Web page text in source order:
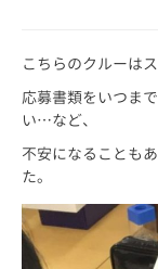
こちらのクルーは
応募書類をいつま
い…など、
不安になることも
た。